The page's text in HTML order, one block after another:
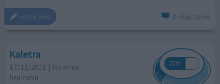
votre avis 0 réactions
Kaletra
17/11/2010 | Homme
lopinavir